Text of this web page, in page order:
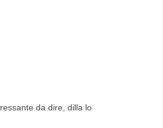
da dire, dilla lo